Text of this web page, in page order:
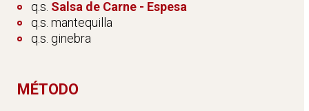
q.s. Salsa de Carne - Espesa
q.s. mantequilla
q.s. ginebra
MÉTODO